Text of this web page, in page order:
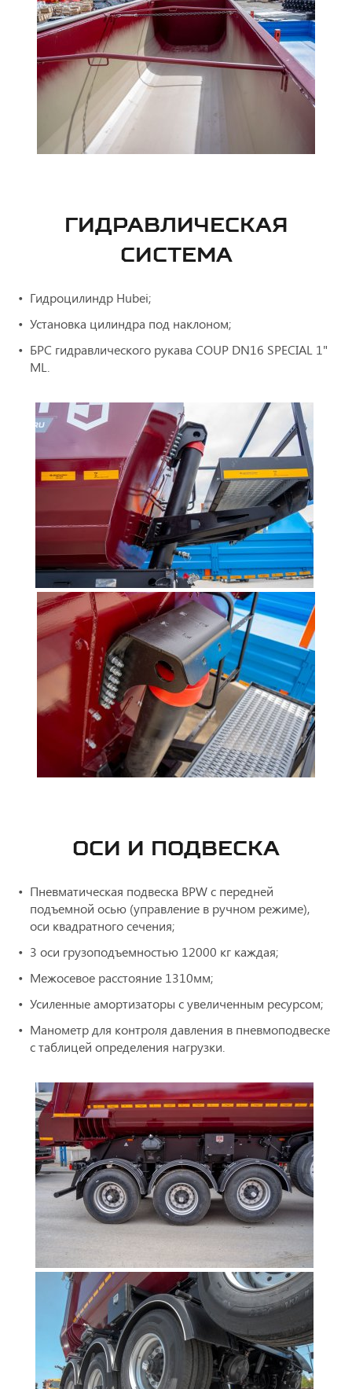
ГИДРАВЛИЧЕСКАЯ
СИСТЕМА
Гидроцилиндр Hubei;
Установка цилиндра под наклоном;
БРС гидравлического рукава COUP DN16 SPECIAL 1"
ML.
ОСИ И ПОДВЕСКА
Пневматическая подвеска BPW с передней
подъемной осью (управление в ручном режиме),
оси квадратного сечения;
3 оси грузоподъемностью 12000 кг каждая;
Межосевое расстояние 1310мм;
Усиленные амортизаторы с увеличенным ресурсом;
Манометр для контроля давления в пневмоподвеске
с таблицей определения нагрузки.